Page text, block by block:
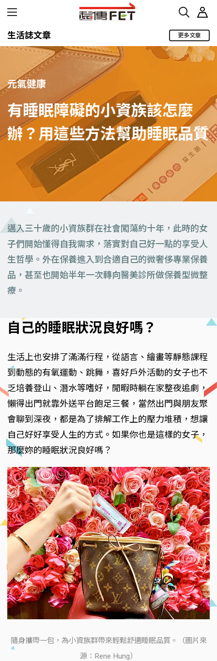
生活誌文章 更多文章
元氣健康
有睡眠障礙的小資族該怎麼
辦？用這些方法幫助睡眠品質
邁入三十歲的小資族群在社會闖蕩約十年，此時的女
子們開始懂得自我需求，落實對自己好一點的享受人
生哲學。外在保養進入到合適自己的微奢侈專業保養
品，甚至也開始半年一次轉向醫美診所做保養型微整
療。
自己的睡眠狀況良好嗎？
生活上也安排了滿滿行程，從語言、繪畫等靜態課程
到動態的有氧運動、跳舞，喜好戶外活動的女子也不
乏培養登山、潛水等嗜好，閒暇時躺在家整夜追劇，
懶得出門就靠外送平台飽足三餐，當然出門與朋友聚
會聊到深夜，都是為了排解工作上的壓力堆積，想讓
自己好好享受人生的方式。如果你也是這樣的女子，
那麼妳的睡眠狀況良好嗎？
隨身攜帶一包，為小資族群帶來輕鬆舒適睡眠品質。（圖片來
源：Rene Hung）